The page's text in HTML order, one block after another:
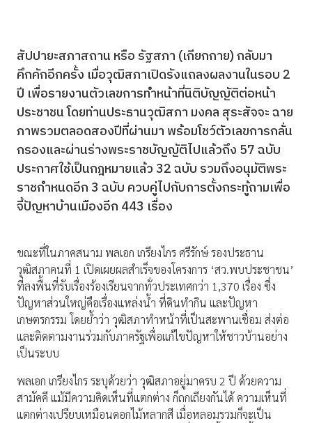
สัปปายะสภาสถาน หรือ รัฐสภา (เกียกกาย) กลับมา
คึกคักอีกครั้ง เมื่อวุฒิสภาเปิดรังแถลงผลงานในรอบ 2
ปี เพื่อรายงานตัวเลขการทำหน้าที่นิติบัญญัติต่อหน้า
ประชาชน โดยท่านประธานวุฒิสภา มงคล สุระสัจจะ ฉาย
ภาพรวมตลอดสองปีที่ผ่านมา พร้อมโชว์ตัวเลขการกลั่น
กรองและผ่านร่างพระราชบัญญัติไปแล้วถึง 57 ฉบับ
ประกาศใช้เป็นกฎหมายแล้ว 32 ฉบับ รวมถึงอนุมัติพระ
ราชกำหนดอีก 3 ฉบับ ควบคู่ไปกับการตั้งกระทู้ถามเพื่อ
จี้ปัญหาบ้านเมืองอีก 443 เรื่อง
ขณะที่ในภาคสนาม พลเอก เกรียงไกร ศรีรักษ์ รองประธาน
วุฒิสภาคนที่ 1 เปิดเผยผลสำเร็จของโครงการ ‘สว.พบประชาชน’
ที่ลงพื้นที่รับเรื่องร้องเรียนจากทั่วประเทศกว่า 1,370 เรื่อง ซึ่ง
ปัญหาส่วนใหญ่คือเรื่องแหล่งน้ำ ที่ดินทำกิน และปัญหา
เกษตรกรรม โดยย้ำว่า วุฒิสภาทำหน้าที่เป็นสะพานเชื่อม ส่งต่อ
และติดตามงานร่วมกับภาครัฐเพื่อแก้ไขปัญหาให้ชาวบ้านอย่าง
เป็นระบบ
พลเอก เกรียงไกร ระบุด้วยว่า วุฒิสภาอยู่มาครบ 2 ปี ด้วยความ
สามัคคี แม้มีความคิดเห็นที่แตกต่าง ก็ถกเถียงกันได้ ความเห็นที่
แตกต่างเปรียบเหมือนดอกไม้หลากสี เมื่อหลอมรวมก็จะเป็น